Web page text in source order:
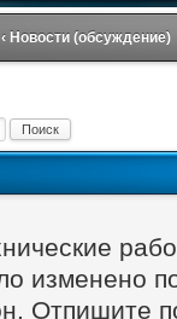
‹ Новости (обсуждение)
изменено
Отпишите